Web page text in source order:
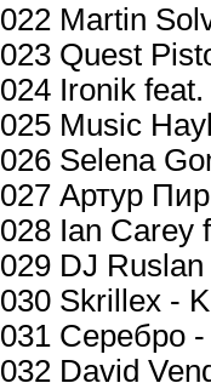
022 Martin
023 Quest
024 Ironik
025 Music
026 Selena
027 Артур
028 Ian Carey
029 DJ
030 Skrillex -
031 Серебро
032 David